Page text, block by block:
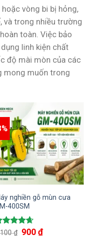
vòng bi bị hỏng,
và trong nhiều trường
toàn. Việc bảo
linh kiện chất
độ mài mòn của các
mong muốn trong
nghiền gỗ mùn cưa
400SM
xếp
₫ Giá
900₫Giá